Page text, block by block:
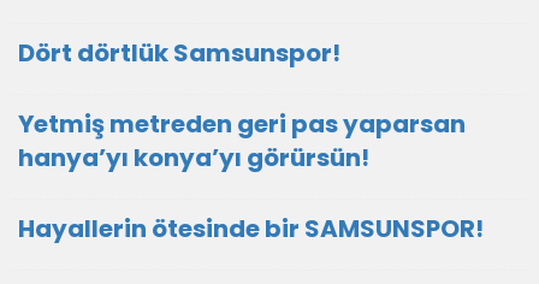
Dört dörtlük Samsunspor!
Yetmiş metreden geri pas yaparsan
hanya’yı konya’yı görürsün!
Hayallerin ötesinde bir SAMSUNSPOR!